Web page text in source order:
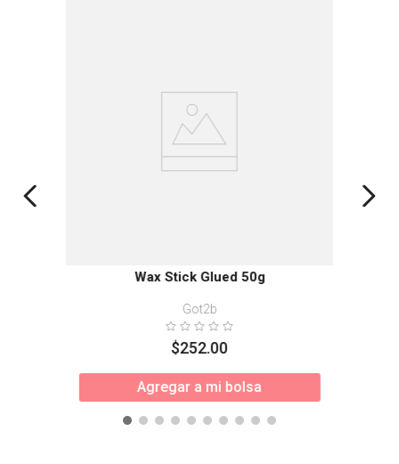
Wax Stick Glued 50g
Got2b
$252.00
Agregar a mi bolsa